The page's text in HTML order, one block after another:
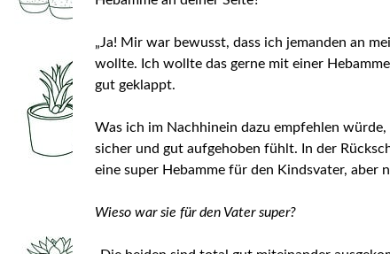
„Ja! Mir war bewusst, dass ich jemanden an
wollte. Ich wollte das gerne mit einer
gut geklappt.
Was ich im Nachhinein dazu empfehlen
sicher und gut aufgehoben fühlt. In der
eine super Hebamme für den Kindsvater, aber
Wieso war sie für den Vater super?